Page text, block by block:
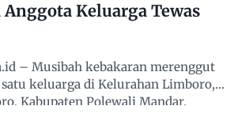
Keluarga Tewas
– Musibah kebakaran merenggut
keluarga di Kelurahan Limboro,
Kabupaten Polewali Mandar,